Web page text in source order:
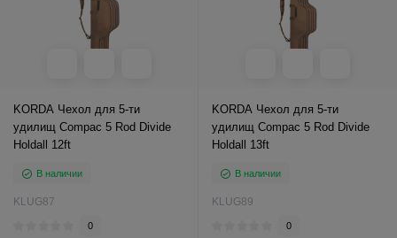
KORDA Чехол для 5-ти
удилищ Compac 5 Rod Divide
Holdall 12ft
В наличии
KLUG87
0
KORDA Чехол для 5-ти
удилищ Compac 5 Rod Divide
Holdall 13ft
В наличии
KLUG89
0